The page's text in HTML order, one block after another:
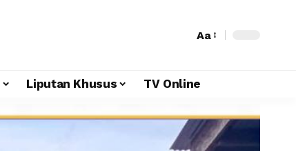
Aa
Liputan Khusus TV Online